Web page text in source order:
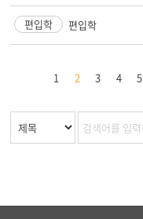
편입학 편입학
1 2 3 4 5